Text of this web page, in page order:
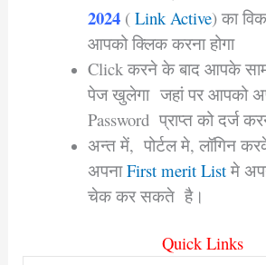
2024 ( Link Active) का
आपको क्लिक करना होगा
Click करने के बाद आपके
पेज खुलेगा जहां पर आपको
Password प्राप्त को दर्ज
अन्त में, पोर्टल मे, लॉगिन
अपनाFirst merit Listमे
चेक कर सकते है।
Quick Links